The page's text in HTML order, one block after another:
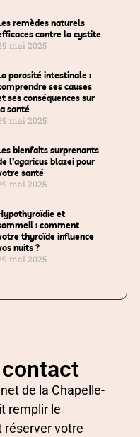
remèdes naturels
contre la cystite
mai 2025
porosité intestinale :
ses causes
ses conséquences sur
santé
mai 2025
bienfaits surprenants
l’agaricus blazei pour
santé
mai 2025
et
: comment
thyroïde influence
nuits ?
mai 2025
de la Chapelle-
remplir le
réserver votre